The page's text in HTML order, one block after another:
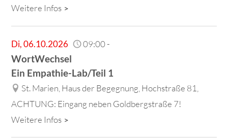
Weitere Infos
Di,06.10.2026 09:00-
WortWechsel
Ein Empathie-Lab/Teil 1
St. Marien, Haus der Begegnung, Hochstraße 81,
ACHTUNG: Eingang neben Goldbergstraße 7!
Weitere Infos